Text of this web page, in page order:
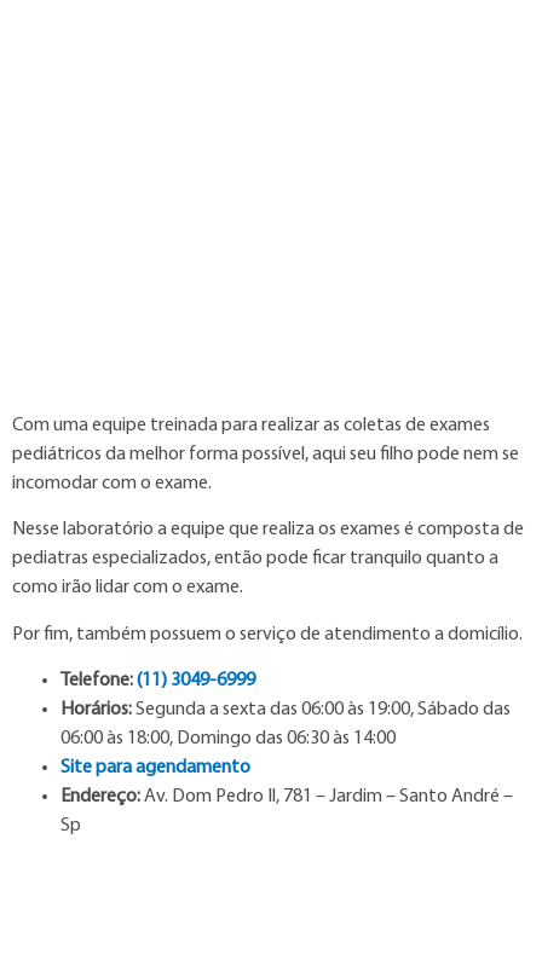
Com uma equipe treinada para realizar as coletas de exames
pediátricos da melhor forma possível, aqui seu filho pode nem se
incomodar com o exame.
Nesse laboratório a equipe que realiza os exames é composta de
pediatras especializados, então pode ficar tranquilo quanto a
como irão lidar com o exame.
Por fim, também possuem o serviço de atendimento a domicílio.
Telefone:(11) 3049-6999
Horários:Segunda a sexta das 06:00 às 19:00, Sábado das
06:00 às 18:00, Domingo das 06:30 às 14:00
Site para agendamento
Endereço:Av. Dom Pedro Il, 781 – Jardim – Santo André –
Sp